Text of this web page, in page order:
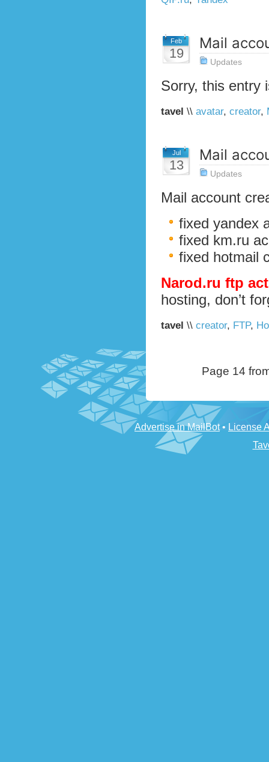
Feb
19
Mail
Updates
Sorry, this entry
tavel \\ avatar, creator,
Jul
13
Mail
Updates
Mail account
fixed yandex
fixed km.ru
fixed hotmail
Narod.ru ftp
hosting, don’t
tavel \\ creator, FTP,
Page 14
Advertise in MailBot• License